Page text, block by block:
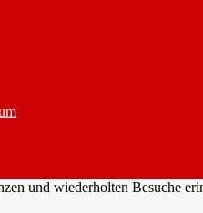
und wiederholten Besuche